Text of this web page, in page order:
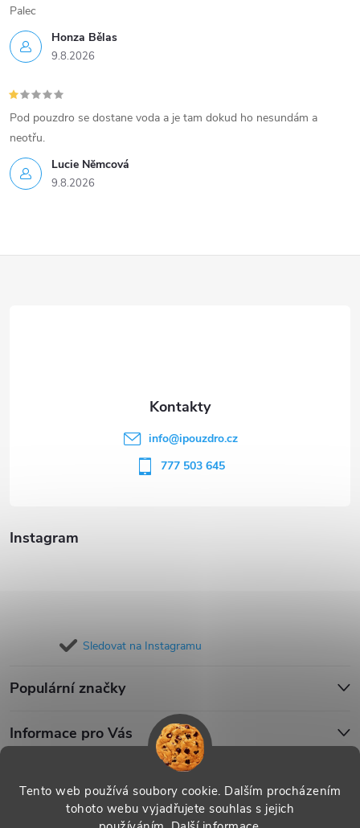
Tento web používá soubory cookie. Dalším procházením
tohoto webu vyjadřujete souhlas s jejich
Honza Bělas
9.8.2026
Palec
Lucie Nĕmcová
9.8.2026
Pod pouzdro se dostane voda a je tam dokud ho nesundám a
neotřu.
Instagram
Sledovat na Instagramu
Populární značky
Informace pro Vás
info@ipouzdro.cz
777 503 645